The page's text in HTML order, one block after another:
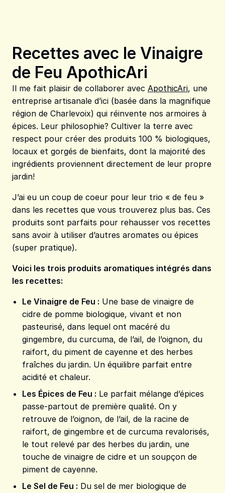
Recettes avec le Vinaigre
de Feu ApothicAri
Il me fait plaisir de collaborer avec ApothicAri, une
entreprise artisanale d’ici (basée dans la magnifique
région de Charlevoix) qui réinvente nos armoires à
épices. Leur philosophie? Cultiver la terre avec
respect pour créer des produits 100 % biologiques,
locaux et gorgés de bienfaits, dont la majorité des
ingrédients proviennent directement de leur propre
jardin!
J’ai eu un coup de coeur pour leur trio « de feu »
dans les recettes que vous trouverez plus bas. Ces
produits sont parfaits pour rehausser vos recettes
sans avoir à utiliser d’autres aromates ou épices
(super pratique).
Voici les trois produits aromatiques intégrés dans
les recettes:
Le Vinaigre de Feu : Une base de vinaigre de
cidre de pomme biologique, vivant et non
pasteurisé, dans lequel ont macéré du
gingembre, du curcuma, de l’ail, de l’oignon, du
raifort, du piment de cayenne et des herbes
fraîches du jardin. Un équilibre parfait entre
acidité et chaleur.
Les Épices de Feu : Le parfait mélange d’épices
passe-partout de première qualité. On y
retrouve de l’oignon, de l’ail, de la racine de
raifort, de gingembre et de curcuma revalorisés,
le tout relevé par des herbes du jardin, une
touche de vinaigre de cidre et un soupçon de
piment de cayenne.
Le Sel de Feu : Du sel de mer biologique de